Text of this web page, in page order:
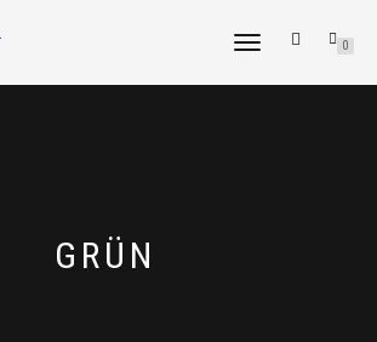
NAVIGATION
0
GRÜN